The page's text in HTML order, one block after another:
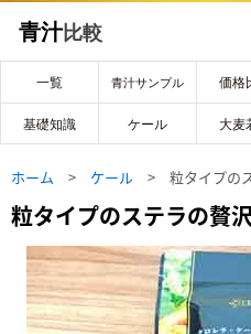
青汁比較
一覧 青汁サンプル 価格
基礎知識 ケール 大麦
ホーム > ケール > 粒タイプの
粒タイプのステラの贅